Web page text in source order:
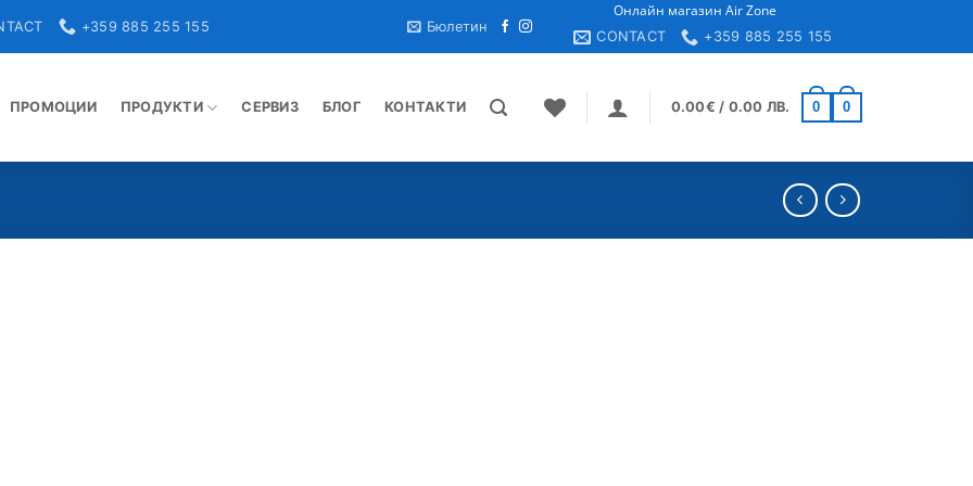
+359 885 255 155 Бюлетин
Онлайн магазин Air Zone
CONTACT +359 885 255 155
ПРОМОЦИИ ПРОДУКТИ СЕРВИЗ БЛОГ КОНТАКТИ 0.00€ / 0.00 ЛВ. 0 0